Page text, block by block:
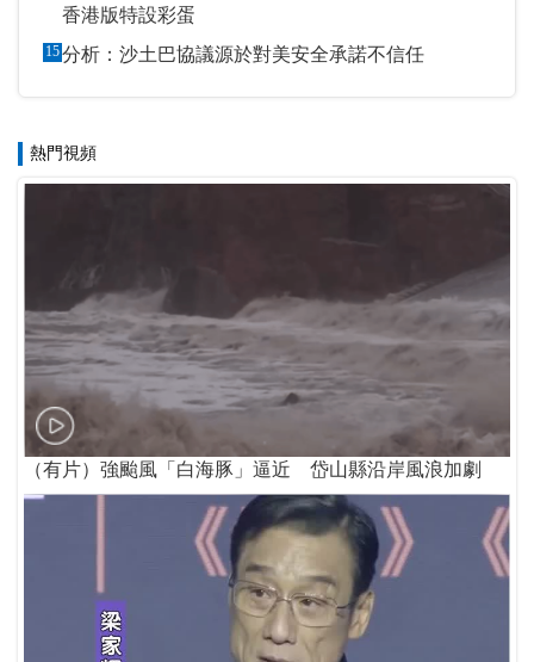
香港版特設彩蛋
15分析：沙土巴協議源於對美安全承諾不信任
熱門視頻
（有片）強颱風「白海豚」逼近 岱山縣沿岸風浪加劇